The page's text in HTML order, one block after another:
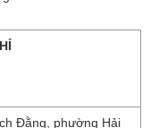
Đằng, phường Hải